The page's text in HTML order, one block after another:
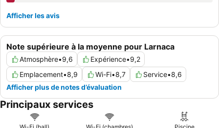
Note supérieure à la moyenne pour Larnaca
Atmosphère•9,6 Expérience•9,2
Emplacement•8,9 Wi-Fi•8,7 Service•8,6
Afficher plus de notes d’évaluation
Afficher les avis
Principaux services